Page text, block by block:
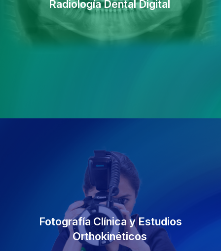
Radiología Dental Digital
Fotografía Clínica y Estudios
Orthokinéticos